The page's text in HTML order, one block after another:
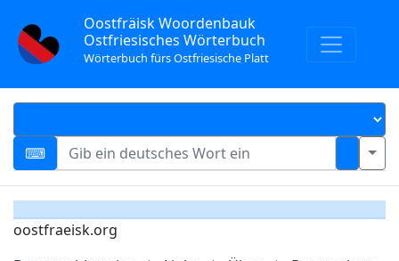
Oostfräisk Woordenbauk
Ostfriesisches Wörterbuch
Wörterbuch fürs Ostfriesische Platt
oostfraeisk.org